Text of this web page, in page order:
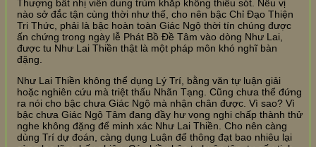
Thượng bất nhị viên dung trùm khắp không thiếu sót. Nếu vị
nào sở đắc tận cùng thời như thế, cho nên bậc Chỉ Đạo Thiện
Tri Thức, phải là bậc hoàn toàn Giác Ngộ thời tín chúng được
ấn chứng trong ngày lễ Phát Bồ Đề Tâm vào dòng Như Lai,
được tu Như Lai Thiền thật là một pháp môn khó nghĩ bàn
đặng.
Như Lai Thiền không thể dụng Lý Trí, bằng văn tự luận giải
hoặc nghiên cứu mà triệt thấu Nhãn Tạng. Cũng chưa thể đứng
ra nói cho bậc chưa Giác Ngộ mà nhận chân được. Vì sao? Vì
bậc chưa Giác Ngộ Tâm đang đầy hư vọng nghi chấp thành thử
nghe không đặng để minh xác Như Lai Thiền. Cho nên càng
dùng Trí dự đoán, càng dụng Luận để thông đạt bao nhiêu lại